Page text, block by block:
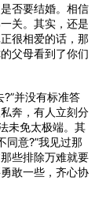
否要结婚。相信
关。其实，还是
很相爱的话，那
父母看到了你们
并没有标准答
奔，有人立刻分
未免太极端。其
同意?”我见过那
些排除万难就要
敢一些，齐心协